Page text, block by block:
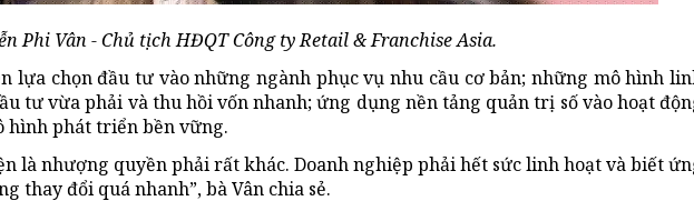
Phi Vân - Chủ tịch HĐQT Công ty Retail & Franchise Asia.
lựa chọn đầu tư vào những ngành phục vụ nhu cầu cơ bản; những mô hình
tư vừa phải và thu hồi vốn nhanh; ứng dụng nền tảng quản trị số vào hoạt
hình phát triển bền vững.
là nhượng quyền phải rất khác. Doanh nghiệp phải hết sức linh hoạt và biết
thay đổi quá nhanh”, bà Vân chia sẻ.